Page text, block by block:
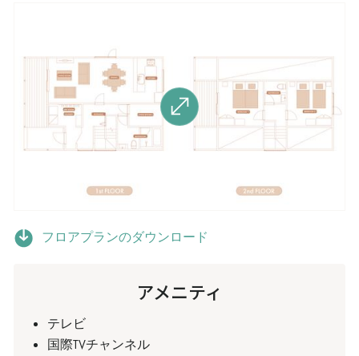
フロアプランのダウンロード
アメニティ
テレビ
国際TVチャンネル